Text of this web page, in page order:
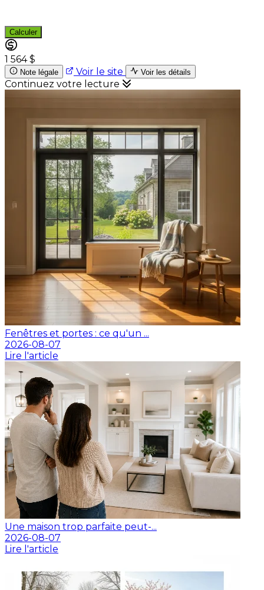
Calculer
1 564 $
Note légale Voir le site Voir les détails
Continuez votre lecture
Fenêtres et portes : ce qu'un ...
2026-08-07
Lire l'article
Une maison trop parfaite peut-...
2026-08-07
Lire l'article